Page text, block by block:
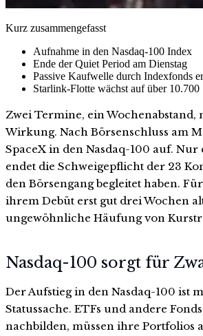
Kurz zusammengefasst
Aufnahme in den Nasdaq-100 Index
Ende der Quiet Period am Dienstag
Passive Kaufwelle durch Indexfonds
Starlink-Flotte wächst auf über 10.700
Zwei Termine, ein Wochenabstand,
Wirkung. Nach Börsenschluss am
SpaceX in den Nasdaq-100 auf. Nur
endet die Schweigepflicht der 23
den Börsengang begleitet haben.
ihrem Debüt erst gut drei Wochen
ungewöhnliche Häufung von
Nasdaq-100 sorgt für
Der Aufstieg in den Nasdaq-100 ist
Statussache. ETFs und andere
nachbilden, müssen ihre Portfolios